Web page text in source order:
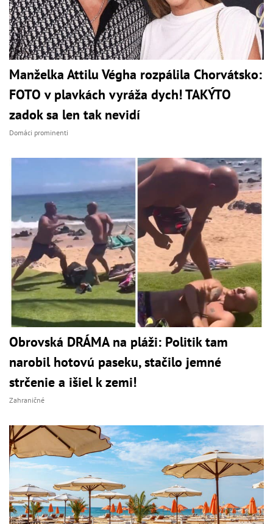
Manželka Attilu Végha rozpálila Chorvátsko:
FOTO v plavkách vyráža dych! TAKÝTO
zadok sa len tak nevidí
Domáci prominenti
Obrovská DRÁMA na pláži: Politik tam
narobil hotovú paseku, stačilo jemné
strčenie a išiel k zemi!
Zahraničné